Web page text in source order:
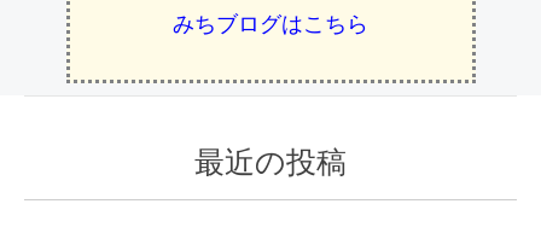
みちブログはこちら
最近の投稿
去
テ